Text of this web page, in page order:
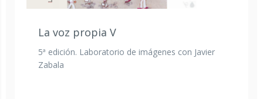
La voz propia V
5ª edición. Laboratorio de imágenes con Javier
Zabala